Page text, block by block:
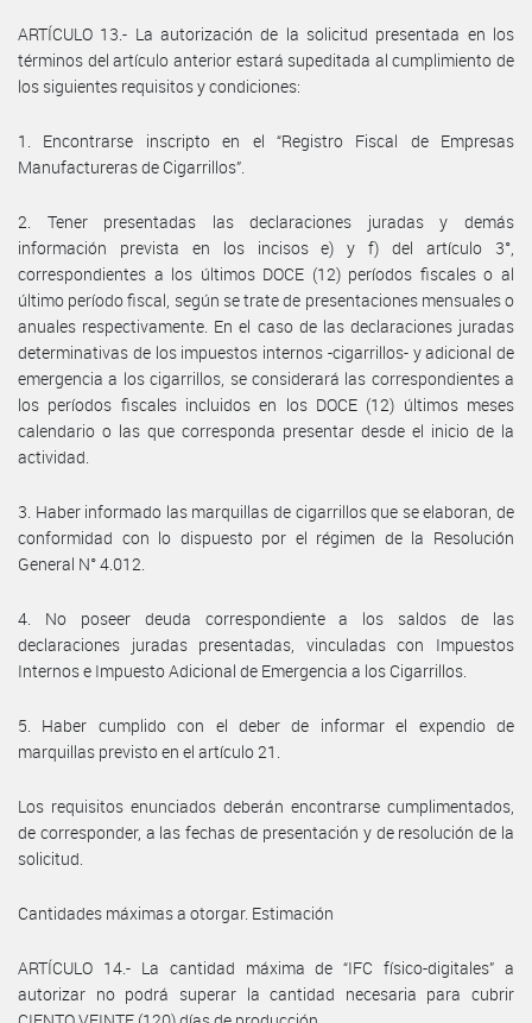
ARTÍCULO 13.- La autorización de la solicitud presentada en los
términos del artículo anterior estará supeditada al cumplimiento de
los siguientes requisitos y condiciones:
1. Encontrarse inscripto en el “Registro Fiscal de Empresas
Manufactureras de Cigarrillos”.
2. Tener presentadas las declaraciones juradas y demás
información prevista en los incisos e) y f) del artículo 3°,
correspondientes a los últimos DOCE (12) períodos fiscales o al
último período fiscal, según se trate de presentaciones mensuales o
anuales respectivamente. En el caso de las declaraciones juradas
determinativas de los impuestos internos -cigarrillos- y adicional de
emergencia a los cigarrillos, se considerará las correspondientes a
los períodos fiscales incluidos en los DOCE (12) últimos meses
calendario o las que corresponda presentar desde el inicio de la
actividad.
3. Haber informado las marquillas de cigarrillos que se elaboran, de
conformidad con lo dispuesto por el régimen de la Resolución
General N° 4.012.
4. No poseer deuda correspondiente a los saldos de las
declaraciones juradas presentadas, vinculadas con Impuestos
Internos e Impuesto Adicional de Emergencia a los Cigarrillos.
5. Haber cumplido con el deber de informar el expendio de
marquillas previsto en el artículo 21.
Los requisitos enunciados deberán encontrarse cumplimentados,
de corresponder, a las fechas de presentación y de resolución de la
solicitud.
Cantidades máximas a otorgar. Estimación
ARTÍCULO 14.- La cantidad máxima de “IFC físico-digitales” a
autorizar no podrá superar la cantidad necesaria para cubrir